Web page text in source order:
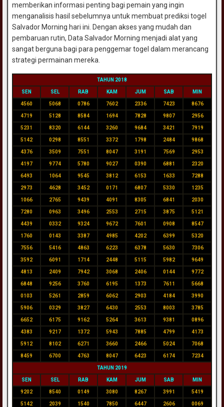
memberikan informasi penting bagi pemain yang ingin
menganalisis hasil sebelumnya untuk membuat prediksi togel
Salvador Morning hari ini. Dengan akses yang mudah dan
pembaruan rutin, Data Salvador Morning menjadi alat yang
sangat berguna bagi para penggemar togel dalam merancang
strategi permainan mereka.
TAHUN 2018
SEN SEL RAB KAM JUM SAB MIN
4560 5068 0786 7602 2336 7423 8676
4719 5128 8584 1694 7828 9807 2956
5231 8320 6144 3260 9684 3421 7919
5142 0298 8551 3372 1798 2484 9868
4376 3509 7551 8047 3191 7569 2953
4197 9774 5780 9027 0390 6881 2320
6493 1064 9545 3812 6153 1633 7288
2973 4628 3452 0171 6807 5330 1235
1066 2765 9439 4091 8305 6841 2030
7280 0963 3496 2553 2715 3875 5121
4439 0332 9324 9672 7601 0908 8547
1760 0143 3387 4985 4202 6399 5320
7556 5416 4863 6223 6378 5630 7306
3592 6091 1714 2448 5115 5982 9649
4813 2409 7942 3068 2406 0144 9772
6848 9256 3760 6195 1373 7611 5668
0103 5261 2859 6062 2903 4184 3990
5906 0329 3827 6430 2553 8003 3785
6652 6175 9162 5264 3613 9381 0896
4383 9217 1372 5943 7885 4799 4173
5912 8102 6271 3660 2466 5024 7068
8459 6700 4763 8047 6423 6174 7234
TAHUN 2019
SEN SEL RAB KAM JUM SAB MIN
9202 8540 0149 3080 8267 3991 5419
5142 2039 1540 7850 6447 2606 0069